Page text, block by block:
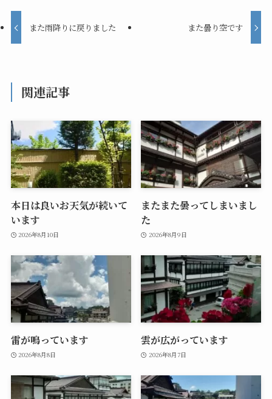
また雨降りに戻りました また曇り空です
関連記事
本日は良いお天気が続いて
います
2026年8月10日
またまた曇ってしまいまし
た
2026年8月9日
雷が鳴っています
2026年8月8日
雲が広がっています
2026年8月7日